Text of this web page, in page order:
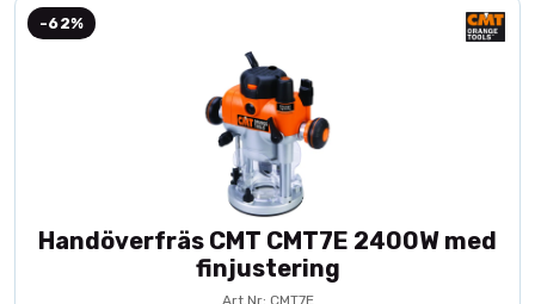
-62%
Handöverfräs CMT CMT7E 2400W med
finjustering
Art.Nr: CMT7E